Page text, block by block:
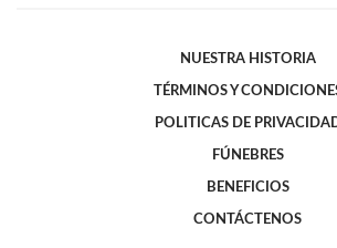
NUESTRA HISTORIA
TÉRMINOS Y
POLITICAS DE
FÚNEBRES
BENEFICIOS
CONTÁCTENOS